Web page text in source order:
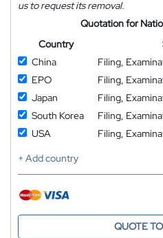
us to request its removal.
Quotation for
Country
China
Filing,
EPO
Filing,
Japan
Filing,
South Korea
Filing,
USA
Filing,
+ Add country
QUOTE